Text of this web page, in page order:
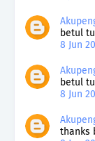
betul
8 Jun
betul
8 Jun
thanks